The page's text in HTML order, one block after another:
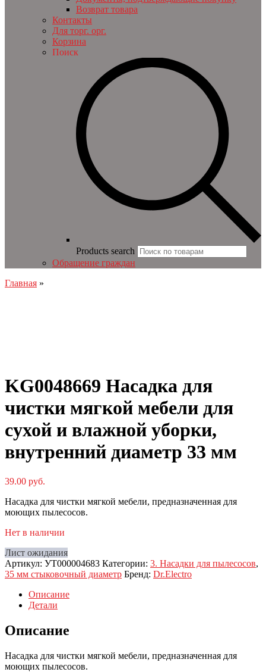
Возврат товара
Контакты
Для торг. орг.
Корзина
Поиск
Products search
Обращение граждан
Главная »
KG0048669 Насадка для
чистки мягкой мебели для
сухой и влажной уборки,
внутренний диаметр 33 мм
39.00 руб.
Насадка для чистки мягкой мебели, предназначенная для
моющих пылесосов.
Нет в наличии
Лист ожидания
Артикул: УТ000004683 Категории: 3. Насадки для пылесосов,
35 мм стыковочный диаметр Бренд: Dr.Electro
Описание
Детали
Описание
Насадка для чистки мягкой мебели, предназначенная для
моющих пылесосов.